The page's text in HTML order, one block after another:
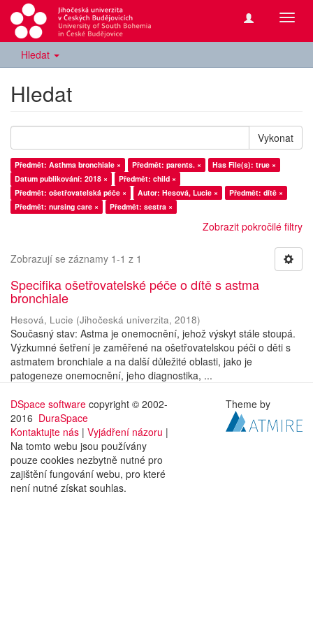
Hledat
Hledat
Vykonat
Předmět: Asthma bronchiale × Předmět: parents. ×
Has File(s): true ×
Datum publikování: 2018 ×
Předmět: child ×
Předmět: ošetřovatelská péče ×
Autor: Hesová, Lucie ×
Předmět: dítě ×
Předmět: nursing care ×
Předmět: sestra ×
Zobrazit pokročilé filtry
Zobrazují se záznamy 1-1 z 1
Specifika ošetřovatelské péče o dítě s astma
bronchiale
Hesová, Lucie (Jihočeská univerzita, 2018)
Současný stav: Astma je onemocnění, jehož výskyt stále stoupá.
Výzkumné šetření je zaměřené na ošetřovatelskou péči o děti s
astmatem bronchiale a na další důležité oblasti, jako je
patogeneze onemocnění, jeho diagnostika, ...
DSpace software copyright © 2002-
2016 DuraSpace
Kontaktujte nás | Vyjádření názoru |
Na tomto webu jsou používány
pouze cookies nezbytně nutné pro
zajištění fungování webu, pro které
není nutné získat souhlas.
Theme by